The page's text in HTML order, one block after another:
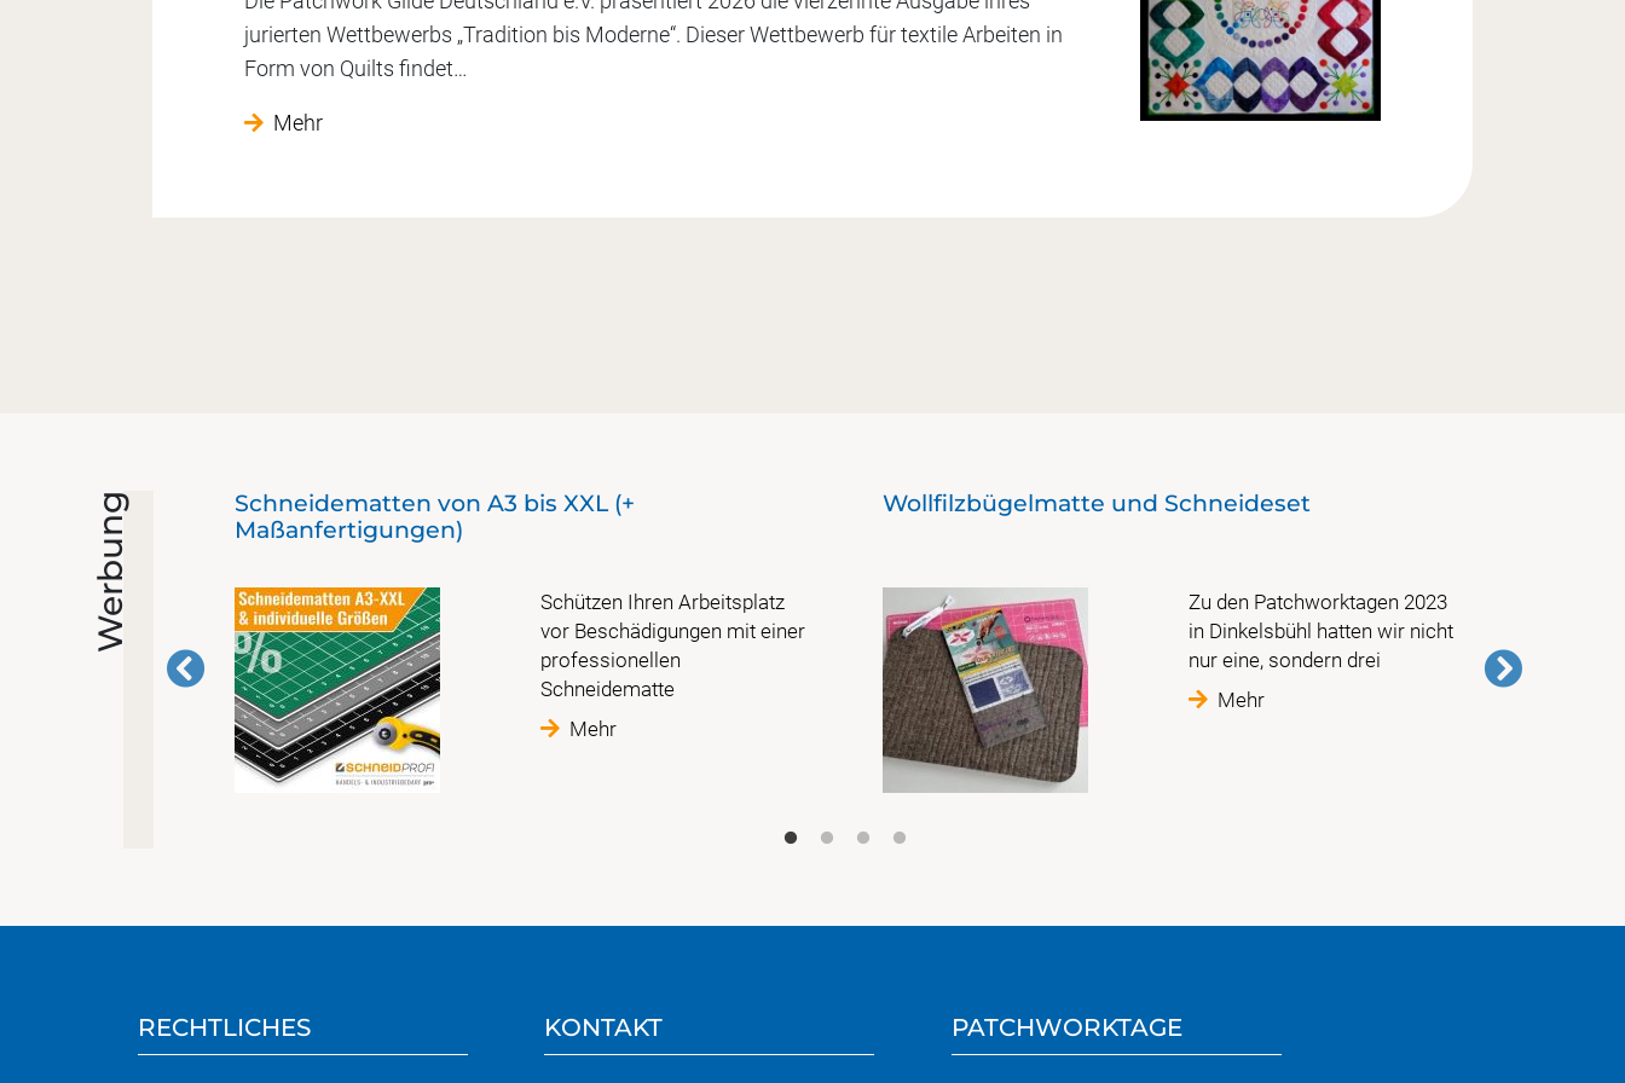
jurierten Wettbewerbs „Tradition bis Moderne“. Dieser Wettbewerb für textile Arbeiten in
Form von Quilts findet…
Mehr
Werbung
Schneidematten von A3 bis XXL (+
Maßanfertigungen)
Schützen Ihren Arbeitsplatz
vor Beschädigungen mit einer
professionellen
Schneidematte
Mehr
Wollfilzbügelmatte und Schneideset
Zu den Patchworktagen 2023
in Dinkelsbühl hatten wir nicht
nur eine, sondern drei
Mehr
RECHTLICHES KONTAKT PATCHWORKTAGE